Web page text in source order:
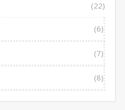
(22)
(6)
(7)
(8)